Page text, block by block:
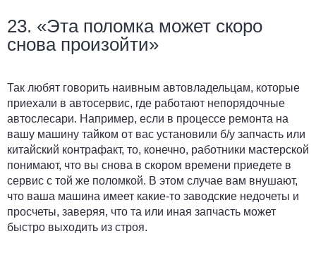
23. «Эта поломка может скоро
снова произойти»
Так любят говорить наивным автовладельцам, которые
приехали в автосервис, где работают непорядочные
автослесари. Например, если в процессе ремонта на
вашу машину тайком от вас установили б/у запчасть или
китайский контрафакт, то, конечно, работники мастерской
понимают, что вы снова в скором времени приедете в
сервис с той же поломкой. В этом случае вам внушают,
что ваша машина имеет какие-то заводские недочеты и
просчеты, заверяя, что та или иная запчасть может
быстро выходить из строя.